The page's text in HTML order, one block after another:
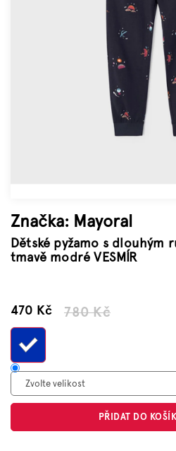
Značka: Mayoral
Dětské pyžamo s dlouhým
tmavě modré VESMÍR
780 Kč
470 KčMěrná
PŘIDAT DO